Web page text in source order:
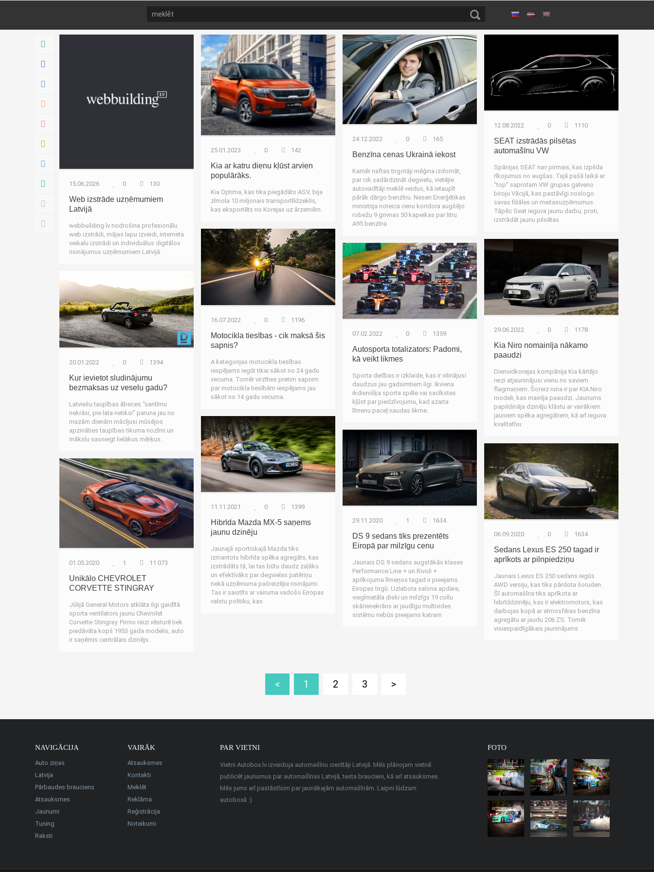
Pārbaudes
Raksti
Iestatījumi
Uz_augšu
15.06.2026 0 130
Web izstrāde uzņēmumiem
Latvijā
webbuilding.lv nodrošina profesionālu
web izstrādi, mājas lapu izveidi, interneta
veikalu izstrādi un individuālus digitālos
risinājumus uzņēmumiem Latvijā.
25.01.2023 0 142
Kia ar katru dienu kļūst arvien
populārāks.
Kia Optima, kas tika piegādāts ASV, bija
zīmola 10 miljonais transportlīdzeklis,
kas eksportēts no Korejas uz ārzemēm.
24.12.2022 0 165
Benzīna cenas Ukrainā iekost
Kamēr naftas tirgotāji mēģina izdomāt,
par cik sadārdzināt degvielu, vietējie
autovadītāji meklē veidus, kā ietaupīt
pārāk dārgo benzīnu. Nesen Enerģētikas
ministrija noteica cenu koridora augšējo
robežu 9 grivnas 50 kapeikas par litru
A95 benzīna
12.08.2022 0 1110
SEAT izstrādās pilsētas
automašīnu VW
Spānijas SEAT nav pirmais, kas izpilda
rīkojumus no augšas. Tajā pašā laikā ar
“top” saprotam VW grupas galveno
biroju Vācijā, kas pastāvīgi noslogo
savas filiāles un meitasuzņēmumus.
Tāpēc Seat ieguva jaunu darbu, proti,
izstrādāt jaunu pilsētas
16.07.2022 0 1196
Motocikla tiesības - cik maksā šis
sapnis?
A kategorijas motocikla tiesības
iespējams iegūt tikai sākot no 24 gadu
vecuma. Tomēr virzīties pretim sapnim
par motocikla tiesībām iespējams jau
sākot no 14 gadu vecuma.
29.06.2022 0 1178
Kia Niro nomainīja nākamo
paaudzi
Dienvidkorejas kompānija Kia kārtējo
reizi atjauninājusi vienu no saviem
flagmaņiem. Šoreiz runa ir par KIA Niro
modeli, kas mainīja paaudzi. Jaunums
papildināja dzinēju klāstu ar vairākiem
jauniem spēka agregātiem, kā arī ieguva
kvalitatīvu
07.02.2022 0 1359
Autosporta totalizators: Padomi,
kā veikt likmes
Sporta derības ir izklaide, kas ir vilinājusi
daudzus jau gadsimtiem ilgi. Ikviena
ikdienišķa sporta spēle vai sacīkstes
kļūst par piedzīvojumu, kad azarta
līmenu paceļ naudas likme.
20.01.2022 0 1394
Kur ievietot sludinājumu
bezmaksas uz veselu gadu?
Latviešu taupības ābeces “santīmu
nekrāsi, pie lata netiksi” paruna jau no
mazām dienām mācījusi mūsējos
apzināties taupības tikuma nozīmi un
mākslu sasniegt lielākus mērķus.
11.11.2021 0 1399
Hibrīda Mazda MX-5 saņems
jaunu dzinēju
Jaunajā sportiskajā Mazda tiks
izmantots hibrīda spēka agregāts, kas
izstrādāts tā, lai tas būtu daudz zaļāks
un efektīvāks par degvielas patēriņu
nekā uzņēmuma pašreizējie risinājumi.
Tas ir saistīts ar vairuma vadošo Eiropas
valstu politiku, kas
29.11.2020 1 1634
DS 9 sedans tiks prezentēts
Eiropā par milzīgu cenu
Jaunais DS 9 sedans augstākās klases
Performance Line + un Rivoli +
aprīkojuma līmeņos tagad ir pieejams
Eiropas tirgū. Uzlabota salona apdare,
vieglmetāla diski un milzīgs 19 collu
skārienekrāns ar jaudīgu multivides
sistēmu nebūs pieejams katram
06.09.2020 0 1634
Sedans Lexus ES 250 tagad ir
aprīkots ar pilnpiedziņu
Jaunais Lexus ES 250 sedans iegūs
AWD versiju, kas tiks pārdota šoruden.
Šī automašīna tiks aprīkota ar
hibrīddzinēju, kas ir elektromotors, kas
darbojas kopā ar atmosfēras benzīna
agregātu ar jaudu 206 ZS. Tomēr
visiespaidīgākais jauninājums
01.05.2020 1 11 073
Unikālo CHEVROLET
CORVETTE STINGRAY
Jūlijā General Motors atklāta ilgi gaidītā
sporta ventilators jaunu Chevrolet
Corvette Stingray. Pirmo reizi vēsturē tiek
piedāvāta kopš 1953 gada modelis, auto
ir saņēmis centrālais dzinējs.
< 1 2 3 >
NAVIGĀCIJA
Auto ziņas
Latvija
Pārbaudes brauciens
Atsauksmes
Jaunumi
Tuning
Raksti
VAIRĀK
Atsauksmes
Kontakti
Meklēt
Reklāma
Reģistrācija
Noteikumi
PAR VIETNI
Vietni Autobox.lv izveidoja automašīnu cienītāji Latvijā. Mēs plānojam vietnē
publicēt jaunumus par automašīnas Latvijā, testa braucieni, kā arī atsauksmes.
Mēs jums arī pastāstīsim par jaunākajām automašīnām. Laipni lūdzam
autoboxā :)
FOTO